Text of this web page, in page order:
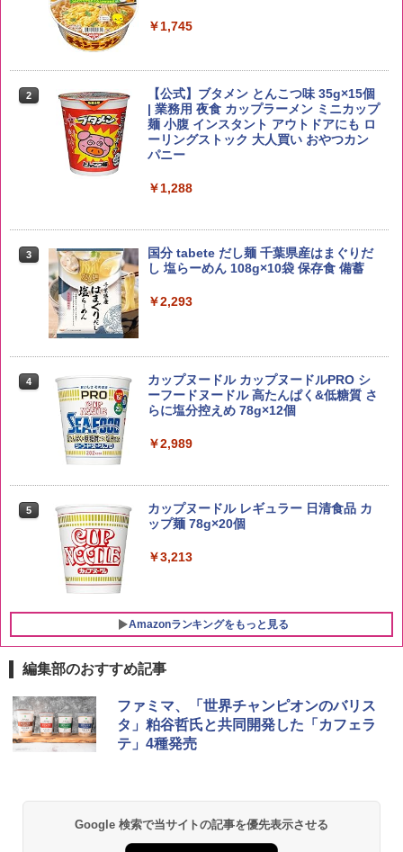
2
野沢農産 無洗米 青い流るる コシヒカリ
5kg 長野県産 令和7年産
￥3,325
3
【在庫処分価格】ももたろう印 無洗米 5
kg 業務用 お米マイスターブレンド
4
by Amazon あきたこまちブレンド 無洗
米 5kg
￥3,396
5 新潟県産新之助 無洗米 5kg 令和7年産
￥4,536
お得 4リットル
角瓶 2700ml サントリー ウイスキー ハ
イボール 大容量
3
角ハイボール 350ml×24本 サントリー ウ
イスキー ハイボール 缶
￥4,919
4
トリスウイスキー 4000ml サントリー 大
容量 4リットル
5
サントリー シングルモルト ウイスキー
白州 Story of the Distillery 2026 化粧箱
入 700ml
￥20,000
￥1,745
2
【公式】ブタメン とんこつ味 35g×15個
| 業務用 夜食 カップラーメン ミニカップ
麺 小腹 インスタント アウトドアにも ロ
ーリングストック 大人買い おやつカン
パニー
￥1,288
3
国分 tabete だし麺 千葉県産はまぐりだ
し 塩らーめん 108g×10袋 保存食 備蓄
￥2,293
4
カップヌードル カップヌードルPRO シ
ーフードヌードル 高たんぱく&低糖質 さ
らに塩分控えめ 78g×12個
￥2,989
5
カップヌードル レギュラー 日清食品 カ
ップ麺 78g×20個
￥3,213
Amazonランキングをもっと見る
1
シャープ 過熱水蒸気 オーブンレンジ 26
L コンベクション 2段調理 ホワイト RE-
SS26B-W
[山善] スチームオーブンレンジ 25L 一人
暮らし 二人暮らし フラットテーブル ス
編集部のおすすめ記事
ファミマ、「世界チャンピオンのバリス
タ」粕谷哲氏と共同開発した「カフェラ
テ」4種発売
Google 検索で当サイトの記事を優先表示させる